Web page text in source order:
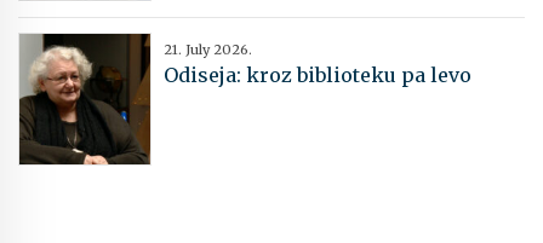
21. July 2026.
Odiseja: kroz biblioteku pa levo